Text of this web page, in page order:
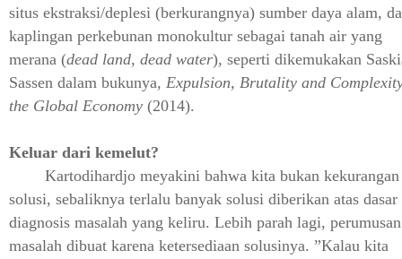
situs ekstraksi/deplesi (berkurangnya) sumber daya alam,
kaplingan perkebunan monokultur sebagai tanah air yang
merana (dead land, dead water), seperti dikemukakan
Sassen dalam bukunya, Expulsion, Brutality and
the Global Economy (2014).
Keluar dari kemelut?
Kartodihardjo meyakini bahwa kita bukan kekurangan
solusi, sebaliknya terlalu banyak solusi diberikan atas dasar
diagnosis masalah yang keliru. Lebih parah lagi, perumusan
masalah dibuat karena ketersediaan solusinya. ”Kalau kita